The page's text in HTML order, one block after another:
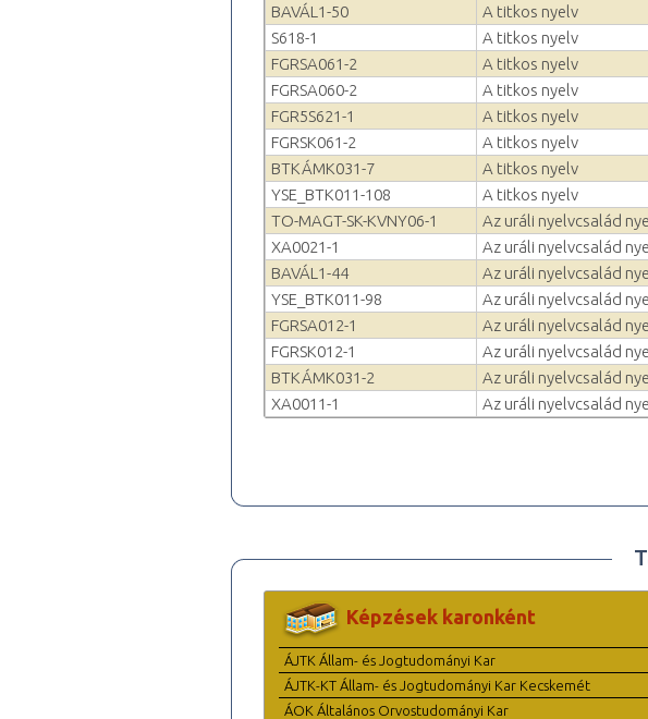
BAVÁL1-50
A titkos nyelv
S618-1
A titkos nyelv
FGRSA061-2
A titkos nyelv
FGRSA060-2
A titkos nyelv
FGR5S621-1
A titkos nyelv
FGRSK061-2
A titkos nyelv
BTKÁMK031-7
A titkos nyelv
YSE_BTK011-108
A titkos nyelv
TO-MAGT-SK-KVNY06-1
Az uráli nyelvcsalád
XA0021-1
Az uráli nyelvcsalád
BAVÁL1-44
Az uráli nyelvcsalád
YSE_BTK011-98
Az uráli nyelvcsalád
FGRSA012-1
Az uráli nyelvcsalád
FGRSK012-1
Az uráli nyelvcsalád
BTKÁMK031-2
Az uráli nyelvcsalád
XA0011-1
Az uráli nyelvcsalád
Képzések karonként
ÁJTK Állam- és Jogtudományi Kar
ÁJTK-KT Állam- és Jogtudományi Kar Kecskemét
ÁOK Általános Orvostudományi Kar